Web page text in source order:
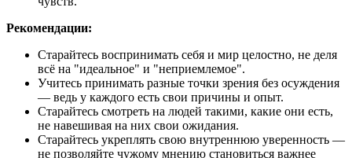
Рекомендации:
Старайтесь воспринимать себя и мир целостно, не деля
всё на "идеальное" и "неприемлемое".
Учитесь принимать разные точки зрения без осуждения
— ведь у каждого есть свои причины и опыт.
Старайтесь смотреть на людей такими, какие они есть,
не навешивая на них свои ожидания.
Старайтесь укреплять свою внутреннюю уверенность —
не позволяйте чужому мнению становиться важнее